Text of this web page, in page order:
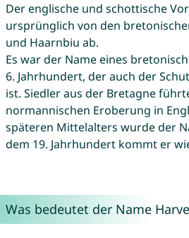
Der englische und schottische
ursprünglich von den
und Haarnbiu ab.
Es war der Name eines
6. Jahrhundert, der auch der
ist. Siedler aus der Bretagne
normannischen Eroberung in
späteren Mittelalters wurde der
dem 19. Jahrhundert kommt er
Was bedeutet der Name